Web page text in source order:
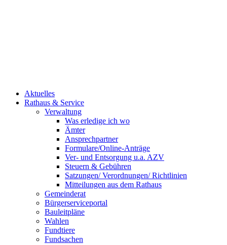
Aktuelles
Rathaus & Service
Verwaltung
Was erledige ich wo
Ämter
Ansprechpartner
Formulare/Online-Anträge
Ver- und Entsorgung u.a. AZV
Steuern & Gebühren
Satzungen/ Verordnungen/ Richtlinien
Mitteilungen aus dem Rathaus
Gemeinderat
Bürgerserviceportal
Bauleitpläne
Wahlen
Fundtiere
Fundsachen